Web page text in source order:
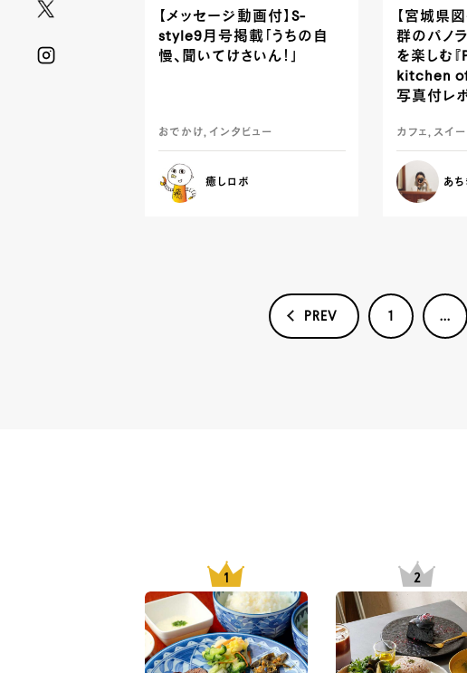
【メッセージ動画付】S-
style9月号掲載「うちの自
慢、聞いてけさいん！」
おでかけ, インタビュー
癒しロボ
【宮城県
群のパノ
を楽しむ
kitchen of
写真付レ
カフェ, スイ
あち
PREV 1 ...